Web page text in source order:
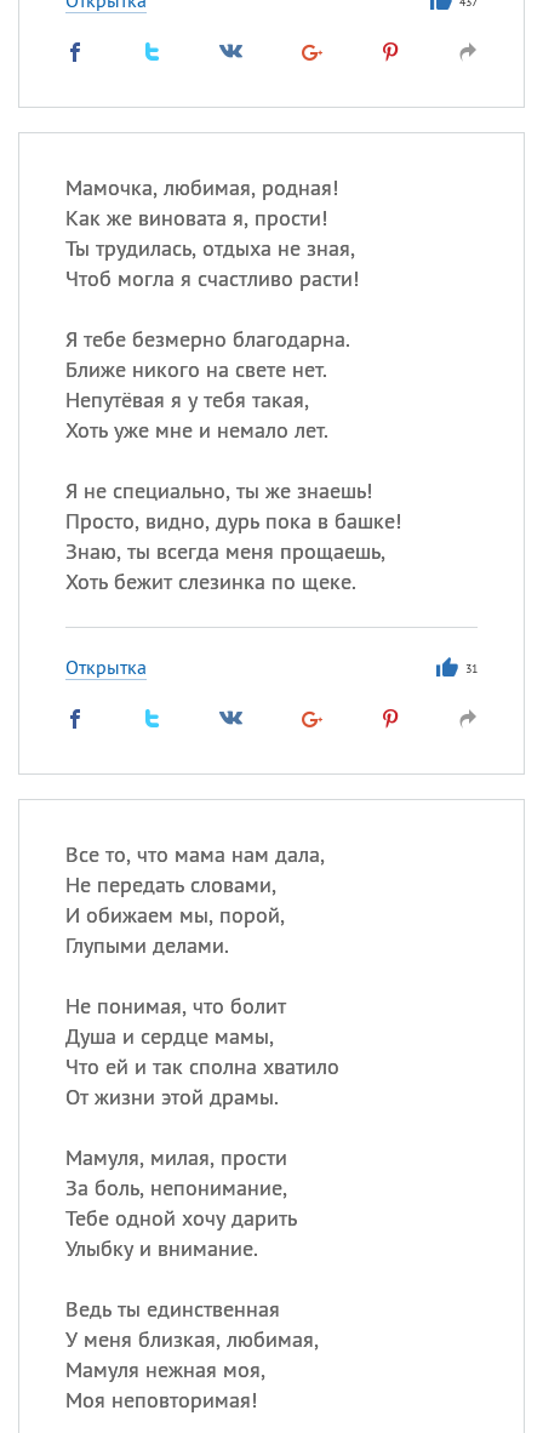
Мамочка, любимая, родная!
Как же виновата я, прости!
Ты трудилась, отдыха не зная,
Чтоб могла я счастливо расти!
Я тебе безмерно благодарна.
Ближе никого на свете нет.
Непутёвая я у тебя такая,
Хоть уже мне и немало лет.
Я не специально, ты же знаешь!
Просто, видно, дурь пока в башке!
Знаю, ты всегда меня прощаешь,
Хоть бежит слезинка по щеке.
Открытка 31
Все то, что мама нам дала,
Не передать словами,
И обижаем мы, порой,
Глупыми делами.
Не понимая, что болит
Душа и сердце мамы,
Что ей и так сполна хватило
От жизни этой драмы.
Мамуля, милая, прости
За боль, непонимание,
Тебе одной хочу дарить
Улыбку и внимание.
Ведь ты единственная
У меня близкая, любимая,
Мамуля нежная моя,
Моя неповторимая!